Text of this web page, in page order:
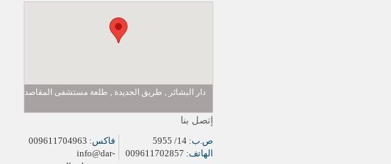
دار البشائر , طريق الجديدة , طلعة مستشفى المقاصد
إتصل بنا
ص.ب:
الهاتف:
فاكس:
info@dar-